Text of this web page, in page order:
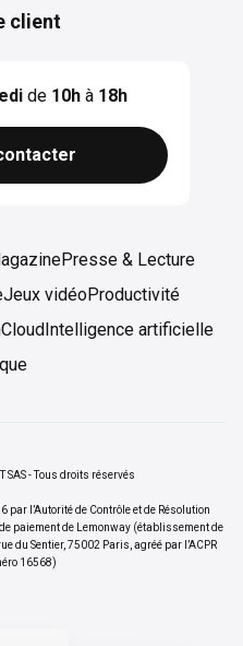
client
de 10hà 18h
Presse & Lecture
Jeux vidéoProductivité
CloudIntelligence artificielle
SAS - Tous droits réservés
l’Autorité de Contrôle et de Résolution
paiement de Lemonway (établissement de
du Sentier, 75002 Paris, agréé par l’ACPR
16568)